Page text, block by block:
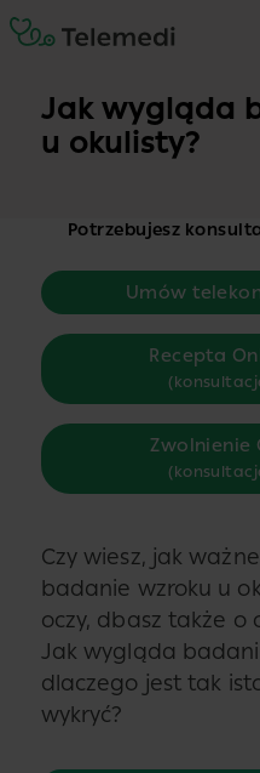
Jak wygląda
u okulisty?
Potrzebujesz
Umów
Recepta
Zwolnienie
Czy wiesz, jak
badanie wzroku u
oczy, dbasz także o
Jak wygląda
dlaczego jest tak
wykryć?